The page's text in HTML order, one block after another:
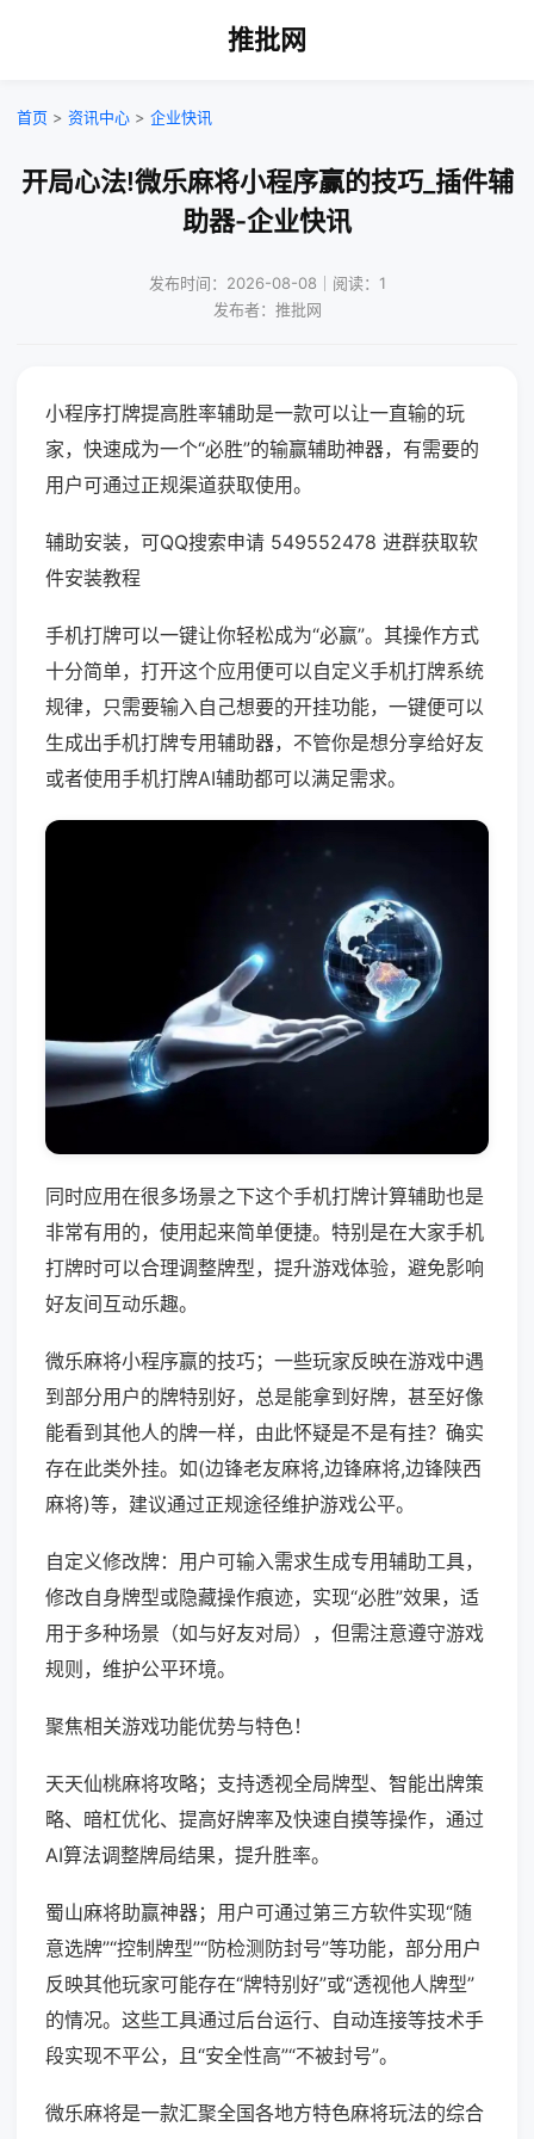
推批网
首页 > 资讯中心 > 企业快讯
开局心法!微乐麻将小程序赢的技巧_插件辅
助器-企业快讯
发布时间：2026-08-08｜阅读：1
发布者：推批网
小程序打牌提高胜率辅助是一款可以让一直输的玩
家，快速成为一个“必胜”的输赢辅助神器，有需要的
用户可通过正规渠道获取使用。
辅助安装，可QQ搜索申请 549552478 进群获取软
件安装教程
手机打牌可以一键让你轻松成为“必赢”。其操作方式
十分简单，打开这个应用便可以自定义手机打牌系统
规律，只需要输入自己想要的开挂功能，一键便可以
生成出手机打牌专用辅助器，不管你是想分享给好友
或者使用手机打牌AI辅助都可以满足需求。
同时应用在很多场景之下这个手机打牌计算辅助也是
非常有用的，使用起来简单便捷。特别是在大家手机
打牌时可以合理调整牌型，提升游戏体验，避免影响
好友间互动乐趣。
微乐麻将小程序赢的技巧；一些玩家反映在游戏中遇
到部分用户的牌特别好，总是能拿到好牌，甚至好像
能看到其他人的牌一样，由此怀疑是不是有挂？确实
存在此类外挂。如(边锋老友麻将,边锋麻将,边锋陕西
麻将)等，建议通过正规途径维护游戏公平。
自定义修改牌：用户可输入需求生成专用辅助工具，
修改自身牌型或隐藏操作痕迹，实现“必胜”效果，适
用于多种场景（如与好友对局），但需注意遵守游戏
规则，维护公平环境。
聚焦相关游戏功能优势与特色！
天天仙桃麻将攻略；支持透视全局牌型、智能出牌策
略、暗杠优化、提高好牌率及快速自摸等操作，通过
AI算法调整牌局结果，提升胜率。
蜀山麻将助赢神器；用户可通过第三方软件实现“随
意选牌”“控制牌型”“防检测防封号”等功能，部分用户
反映其他玩家可能存在“牌特别好”或“透视他人牌型”
的情况。这些工具通过后台运行、自动连接等技术手
段实现不平公，且“安全性高”“不被封号”。
微乐麻将是一款汇聚全国各地方特色麻将玩法的综合